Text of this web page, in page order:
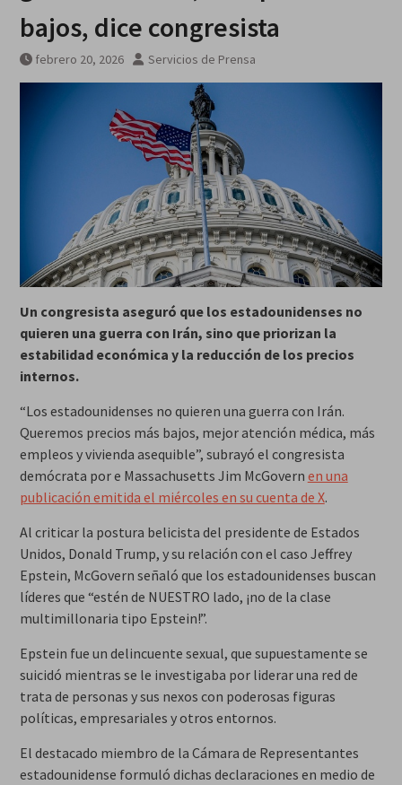
bajos, dice congresista
febrero 20, 2026 Servicios de Prensa
Un congresista aseguró que los estadounidenses no
quieren una guerra con Irán, sino que priorizan la
estabilidad económica y la reducción de los precios
internos.
“Los estadounidenses no quieren una guerra con Irán.
Queremos precios más bajos, mejor atención médica, más
empleos y vivienda asequible”, subrayó el congresista
demócrata por e Massachusetts Jim McGovern en una
publicación emitida el miércoles en su cuenta de X.
Al criticar la postura belicista del presidente de Estados
Unidos, Donald Trump, y su relación con el caso Jeffrey
Epstein, McGovern señaló que los estadounidenses buscan
líderes que “estén de NUESTRO lado, ¡no de la clase
multimillonaria tipo Epstein!”.
Epstein fue un delincuente sexual, que supuestamente se
suicidó mientras se le investigaba por liderar una red de
trata de personas y sus nexos con poderosas figuras
políticas, empresariales y otros entornos.
El destacado miembro de la Cámara de Representantes
estadounidense formuló dichas declaraciones en medio de